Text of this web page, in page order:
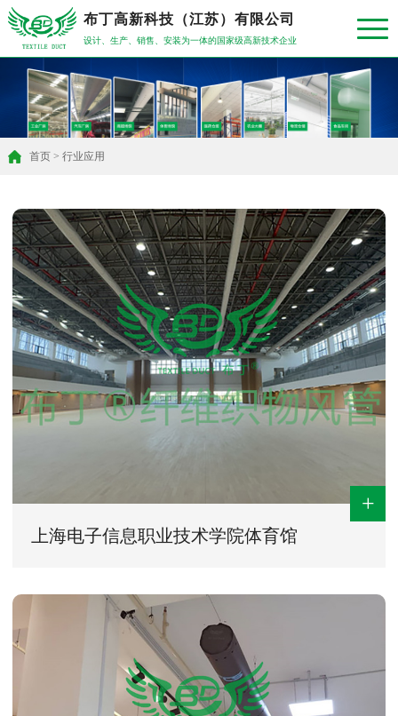
布丁高新科技（江苏）有限公司
设计、生产、销售、安装为一体的国家级高新技术企业
首页> 行业应用
+
上海电子信息职业技术学院体育馆